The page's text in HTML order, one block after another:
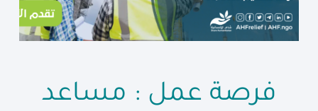
فرصة عمل : مساعد